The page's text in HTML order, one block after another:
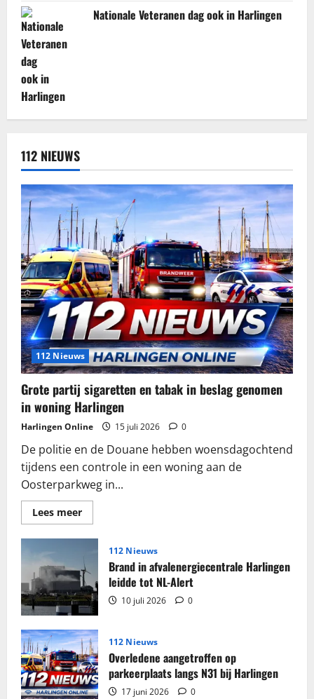
Nationale Veteranen dag ook in Harlingen
112 NIEUWS
112 Nieuws
Grote partij sigaretten en tabak in beslag genomen
in woning Harlingen
Harlingen Online 15 juli 2026 0
De politie en de Douane hebben woensdagochtend
tijdens een controle in een woning aan de
Oosterparkweg in...
Lees meerLees
meer
Grote
sigaretten
en
tabak
in
beslag
genomen
in
woning
Harlingen
112 Nieuws
Brand in afvalenergiecentrale Harlingen
leidde tot NL-Alert
10 juli 2026 0
112 Nieuws
Overledene aangetroffen op
parkeerplaats langs N31 bij Harlingen
17 juni 2026 0